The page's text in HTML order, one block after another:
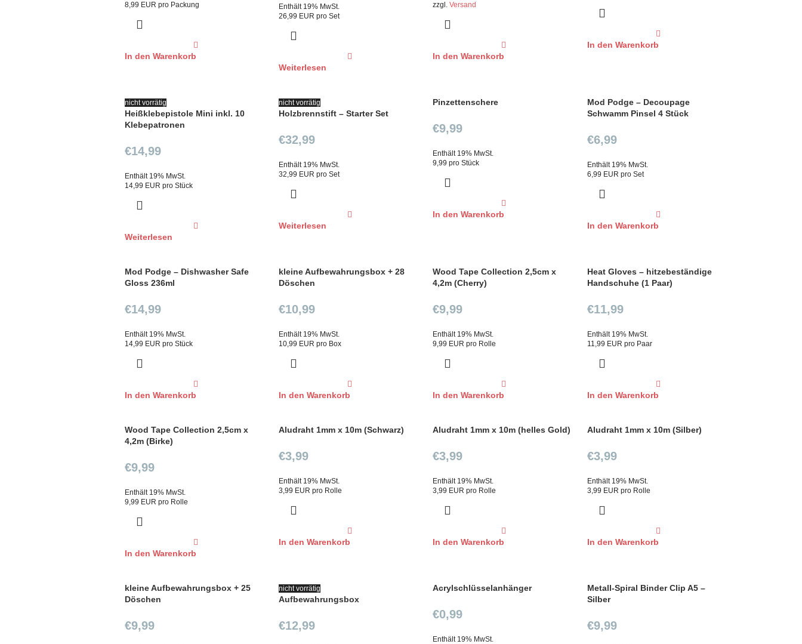
8,99 EUR pro Packung
In den Warenkorb
Enthält 19% MwSt.
26,99 EUR pro Set
Weiterlesen
zzgl.Versand
In den Warenkorb
In den Warenkorb
nicht vorrätig
Heißklebepistole Mini inkl. 10
Klebepatronen
€14,99
Enthält 19% MwSt.
14,99 EUR pro Stück
Weiterlesen
nicht vorrätig
Holzbrennstift – Starter Set
€32,99
Enthält 19% MwSt.
32,99 EUR pro Set
Weiterlesen
Pinzettenschere
€9,99
Enthält 19% MwSt.
9,99 pro Stück
In den Warenkorb
Mod Podge – Decoupage
Schwamm Pinsel 4 Stück
€6,99
Enthält 19% MwSt.
6,99 EUR pro Set
In den Warenkorb
Mod Podge – Dishwasher Safe
Gloss 236ml
€14,99
Enthält 19% MwSt.
14,99 EUR pro Stück
In den Warenkorb
kleine Aufbewahrungsbox + 28
Döschen
€10,99
Enthält 19% MwSt.
10,99 EUR pro Box
In den Warenkorb
Wood Tape Collection 2,5cm x
4,2m (Cherry)
€9,99
Enthält 19% MwSt.
9,99 EUR pro Rolle
In den Warenkorb
Heat Gloves – hitzebeständige
Handschuhe (1 Paar)
€11,99
Enthält 19% MwSt.
11,99 EUR pro Paar
In den Warenkorb
Wood Tape Collection 2,5cm x
4,2m (Birke)
€9,99
Enthält 19% MwSt.
9,99 EUR pro Rolle
In den Warenkorb
Aludraht 1mm x 10m (Schwarz)
€3,99
Enthält 19% MwSt.
3,99 EUR pro Rolle
In den Warenkorb
Aludraht 1mm x 10m (helles Gold)
€3,99
Enthält 19% MwSt.
3,99 EUR pro Rolle
In den Warenkorb
Aludraht 1mm x 10m (Silber)
€3,99
Enthält 19% MwSt.
3,99 EUR pro Rolle
In den Warenkorb
kleine Aufbewahrungsbox + 25
Döschen
€9,99
nicht vorrätig
Aufbewahrungsbox
€12,99
Acrylschlüsselanhänger
€0,99
Enthält 19% MwSt.
Metall-Spiral Binder Clip A5 –
Silber
€9,99